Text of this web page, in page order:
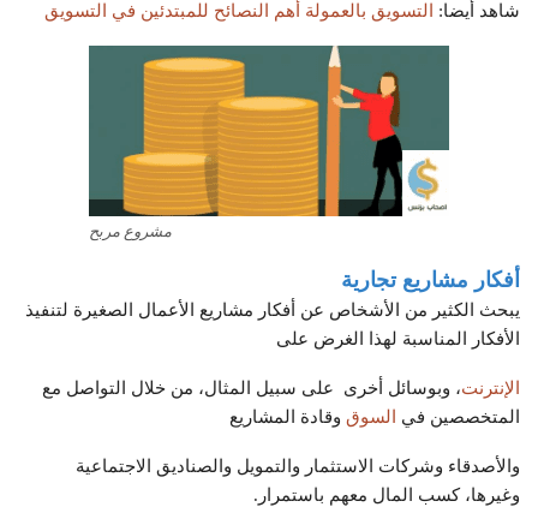
شاهد أيضا: التسويق بالعمولة أهم النصائح للمبتدئين في التسويق
مشروع مربح
أفكار مشاريع تجارية
يبحث الكثير من الأشخاص عن أفكار مشاريع الأعمال الصغيرة لتنفيذ
الأفكار المناسبة لهذا الغرض على
الإنترنت، وبوسائل أخرى على سبيل المثال، من خلال التواصل مع
المتخصصين في السوق وقادة المشاريع
والأصدقاء وشركات الاستثمار والتمويل والصناديق الاجتماعية
وغيرها، كسب المال معهم باستمرار.